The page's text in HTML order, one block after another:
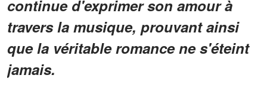
continue d'exprimer son amour à
travers la musique, prouvant ainsi
que la véritable romance ne s'éteint
jamais.